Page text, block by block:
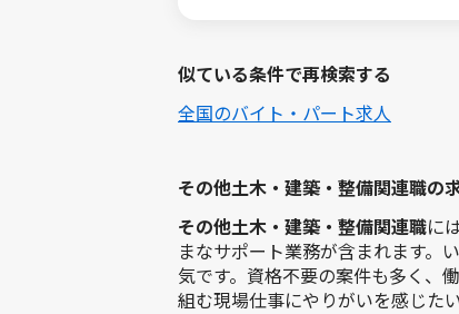
似ている条件で再検索する
全国のバイト・パート求人
その他土木・建築・整備関連職の
その他土木・建築・整備関連職に
まなサポート業務が含まれます。
気です。資格不要の案件も多く、
組む現場仕事にやりがいを感じた